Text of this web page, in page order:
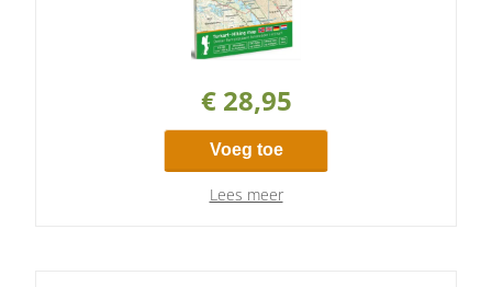
€ 28,95
Voeg toe
Lees meer